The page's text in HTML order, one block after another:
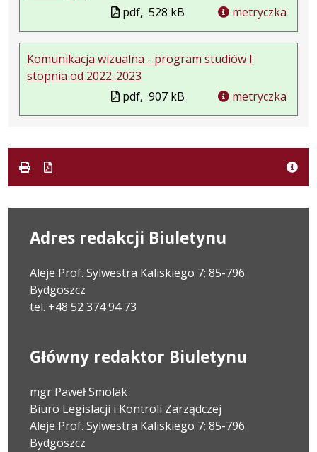
pdf, 528 kB metryczka
Komunikacja wizualna - program studiów I
stopnia od 2022-2023
pdf, 907 kB metryczka
Adres redakcji Biuletynu
Aleje Prof. Sylwestra Kaliskiego 7; 85-796
Bydgoszcz
tel. +48 52 374 94 73
Główny redaktor Biuletynu
mgr Paweł Smolak
Biuro Legislacji i Kontroli Zarządczej
Aleje Prof. Sylwestra Kaliskiego 7; 85-796
Bydgoszcz